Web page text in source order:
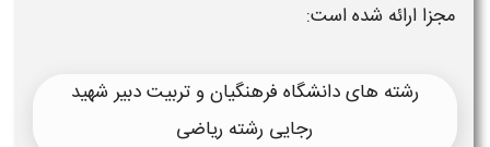
مجزا ارائه شده است:
رشته های دانشگاه فرهنگیان و تربیت دبیر شهید
رجایی رشته ریاضی